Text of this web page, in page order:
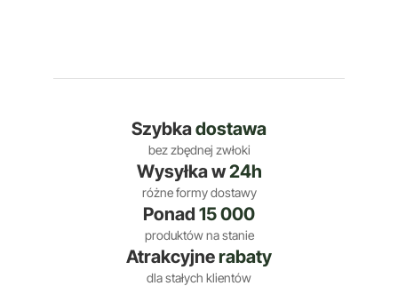
Szybkadostawa
bez zbędnej zwłoki
Wysyłka w24h
różne formy dostawy
Ponad 15 000
produktów na stanie
Atrakcyjnerabaty
dla stałych klientów